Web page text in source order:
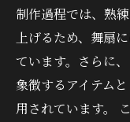
制作過程では、熟
上げるため、舞扇
ています。さらに
象徴するアイテム
用されています。